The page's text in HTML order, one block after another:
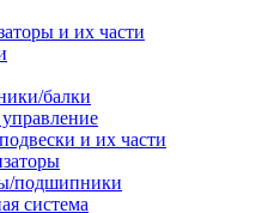
и их части
балки
и их части
подшипники
система